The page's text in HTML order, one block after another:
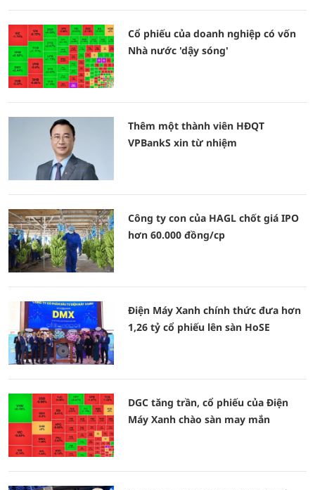
Cổ phiếu của doanh nghiệp có vốn
Nhà nước 'dậy sóng'
Thêm một thành viên HĐQT
VPBankS xin từ nhiệm
Công ty con của HAGL chốt giá IPO
hơn 60.000 đồng/cp
Điện Máy Xanh chính thức đưa hơn
1,26 tỷ cổ phiếu lên sàn HoSE
DGC tăng trần, cổ phiếu của Điện
Máy Xanh chào sàn may mắn